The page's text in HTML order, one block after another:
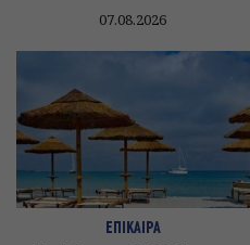
07.08.2026
ΕΠΙΚΑΙΡΑ